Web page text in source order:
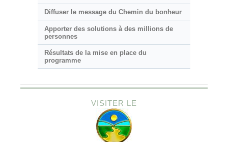
Diffuser le message du Chemin du bonheur
Apporter des solutions à des millions de
personnes
Résultats de la mise en place du
programme
VISITER LE